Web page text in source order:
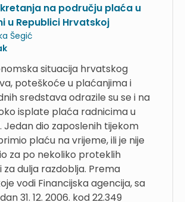
na području plaća u
u Republici Hrvatskoj
Šegić
situacija hrvatskog
poteškoće u plaćanjima i
sredstava odrazile su se i na
isplate plaća radnicima u
Jedan dio zaposlenih tijekom
plaću na vrijeme, ili je nije
za po nekoliko proteklih
za dulja razdoblja. Prema
vodi Financijska agencija, sa
31. 12. 2006. kod 22.349